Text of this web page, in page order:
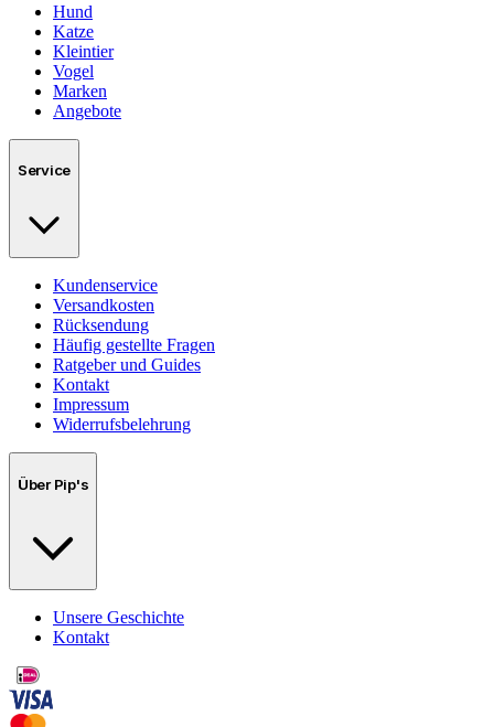
Hund
Katze
Kleintier
Vogel
Marken
Angebote
Service
Kundenservice
Versandkosten
Rücksendung
Häufig gestellte Fragen
Ratgeber und Guides
Kontakt
Impressum
Widerrufsbelehrung
Über Pip's
Unsere Geschichte
Kontakt